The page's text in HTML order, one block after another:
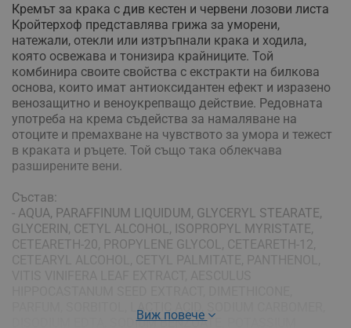
Кремът за крака с див кестен и червени лозови листа
Кройтерхоф представлява грижа за уморени,
натежали, отекли или изтръпнали крака и ходила,
която освежава и тонизира крайниците. Той
комбинира своите свойства с екстракти на билкова
основа, които имат антиоксидантен ефект и изразено
венозащитно и веноукрепващо действие. Редовната
употреба на крема съдейства за намаляване на
отоците и премахване на чувството за умора и тежест
в краката и ръцете. Той също така облекчава
разширените вени.
Състав:
- AQUA, PARAFFINUM LIQUIDUM, GLYCERYL STEARATE,
GLYCERIN, CETYL ALCOHOL, ISOPROPYL MYRISTATE,
CETEARETH-20, PROPYLENE GLYCOL, CETEARETH-12,
CETEARYL ALCOHOL, CETYL PALMITATE, PANTHENOL,
PARFUM, SORBITOL, LACTIC ACID, SODIUM CARBOMER,
DISODIUM EDTA, SODIUM BENZOATE, POTASSIUM
Виж повече